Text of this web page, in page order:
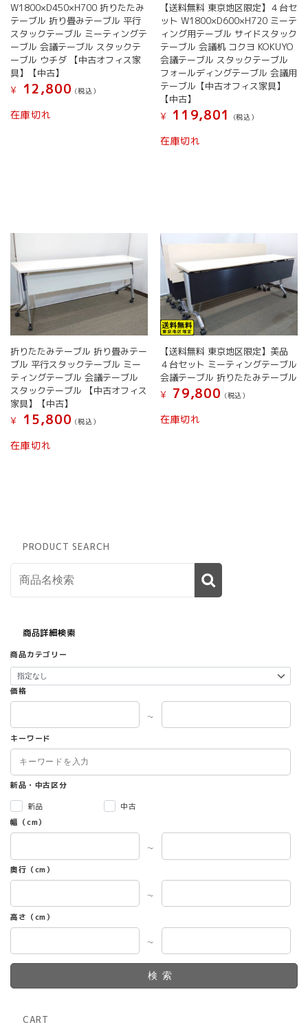
W1800×D450×H700 折りたたみ
テーブル 折り畳みテーブル 平行
スタックテーブル ミーティングテ
ーブル 会議テーブル スタックテ
ーブル ウチダ 【中古オフィス家
具】【中古】
¥
12,800 (税込）
在庫切れ
【送料無料 東京地区限定】４台セ
ット W1800×D600×H720 ミーテ
ィング用テーブル サイドスタック
テーブル 会議机 コクヨ KOKUYO
会議テーブル スタックテーブル
フォールディングテーブル 会議用
テーブル【中古オフィス家具】
【中古】
¥
119,801 (税込）
在庫切れ
折りたたみテーブル 折り畳みテー
ブル 平行スタックテーブル ミー
ティングテーブル 会議テーブル
スタックテーブル 【中古オフィス
家具】【中古】
¥
15,800 (税込）
在庫切れ
【送料無料 東京地区限定】美品
４台セット ミーティングテーブル
会議テーブル 折りたたみテーブル
¥
79,800 (税込）
在庫切れ
PRODUCT SEARCH
商品詳細検索
商品カテゴリー
価格
～
キーワード
新品・中古区分
新品
中古
幅（cm）
～
奥行（cm）
～
高さ（cm）
～
検索
CART